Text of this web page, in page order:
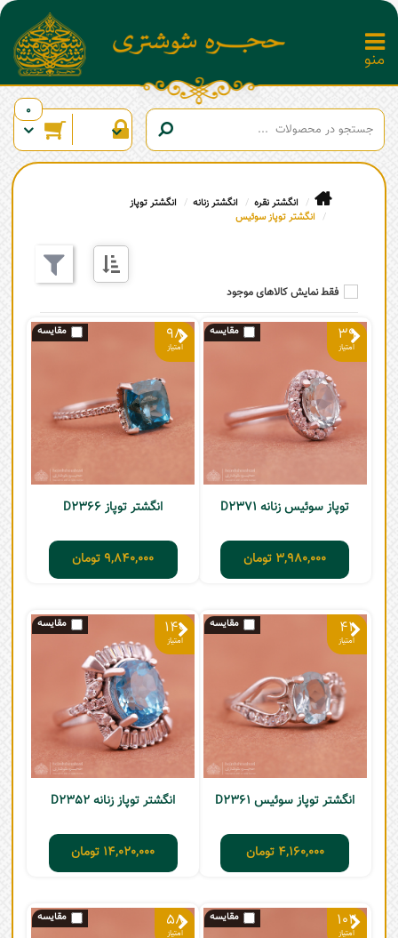
0
انگشتر نقره انگشتر زنانه
انگشتر توپاز
انگشتر توپاز سوئیس
فقط نمایش کالاهای موجود
39
توپاز سوئیس زنانه D2371
3,980,000 تومان
98
انگشتر توپاز D2366
9,840,000 تومان
41
انگشتر توپاز سوئیس D2361
4,160,000 تومان
140
انگشتر توپاز زنانه D2352
14,020,000 تومان
102
58